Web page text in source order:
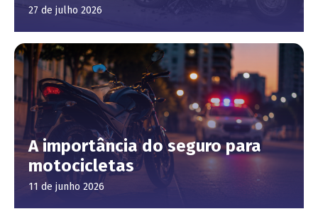
27 de julho 2026
A importância do seguro para
motocicletas
11 de junho 2026